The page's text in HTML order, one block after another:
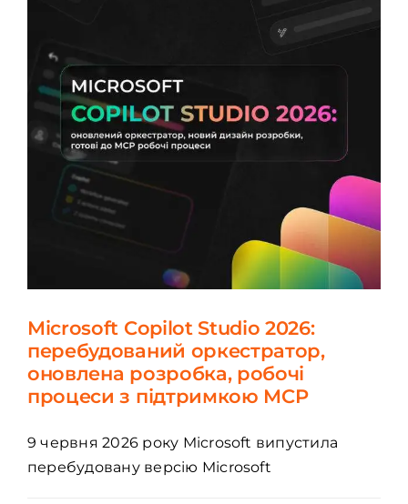
Microsoft Copilot Studio 2026:
перебудований оркестратор,
оновлена розробка, робочі
процеси з підтримкою MCP
9 червня 2026 року Microsoft випустила
перебудовану версію Microsoft